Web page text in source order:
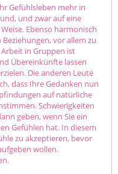
Gefühlsleben mehr in
und zwar auf eine
Ebenso harmonisch
Beziehungen, vor allem zu
Arbeit in Gruppen ist
Übereinkünfte lassen
Die anderen Leute
dass Ihre Gedanken nun
auf natürliche
Schwierigkeiten
geben, wenn Sie ein
Gefühlen hat. In diesem
zu akzeptieren, bevor
wollen.